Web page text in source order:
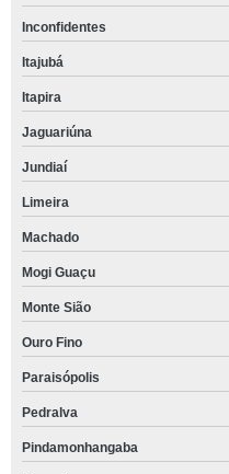
Inconfidentes
Itajubá
Itapira
Jaguariúna
Jundiaí
Limeira
Machado
Mogi Guaçu
Monte Sião
Ouro Fino
Paraisópolis
Pedralva
Pindamonhangaba